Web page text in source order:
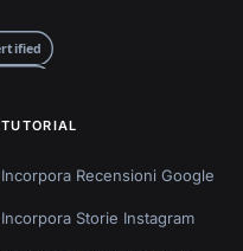
TUTORIAL
Incorpora Recensioni Google
Incorpora Storie Instagram